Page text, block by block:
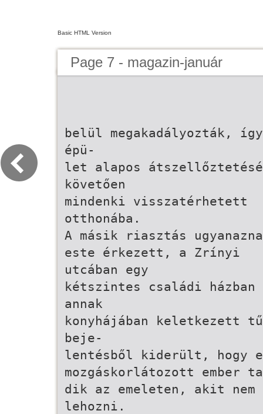
Basic HTML Version
Page 7 - magazin-január
belül megakadályozták,
épü-
let alapos
követően
mindenki visszatérhetett
otthonába.
A másik riasztás
este érkezett, a Zrínyi
utcában egy
kétszintes családi házban
annak
konyhájában keletkezett
beje-
lentésből kiderült, hogy
mozgáskorlátozott ember
dik az emeleten, akit nem
lehozni.